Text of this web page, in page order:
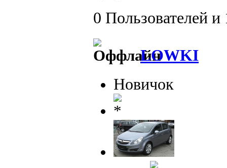
0 Пользователей
LOWKI
Новичок